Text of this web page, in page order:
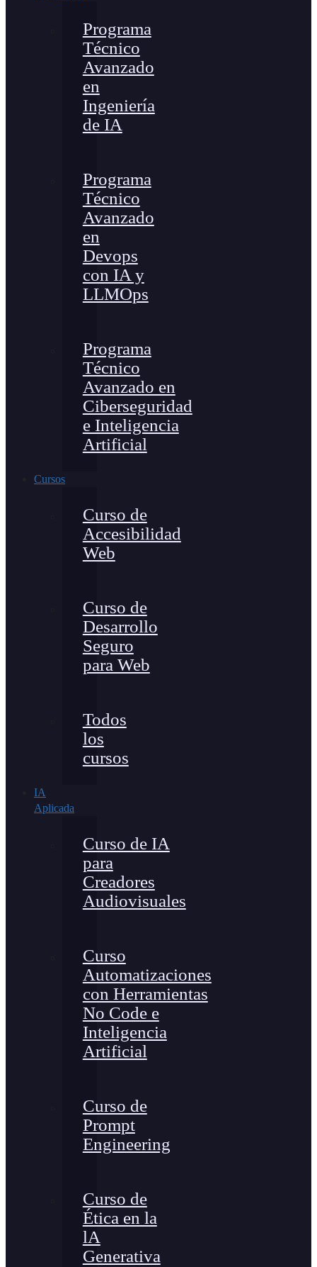
Programa
Técnico
Avanzado
en
Ingeniería
de IA
Programa
Técnico
Avanzado
en
Devops
con IA y
LLMOps
Programa
Técnico
Avanzado en
Ciberseguridad
e Inteligencia
Artificial
Cursos
Curso de
Accesibilidad
Web
Curso de
Desarrollo
Seguro
para Web
Todos
los
cursos
IA
Aplicada
Curso de IA
para
Creadores
Audiovisuales
Curso
Automatizaciones
con Herramientas
No Code e
Inteligencia
Artificial
Curso de
Prompt
Engineering
Curso de
Ética en la
lA
Generativa